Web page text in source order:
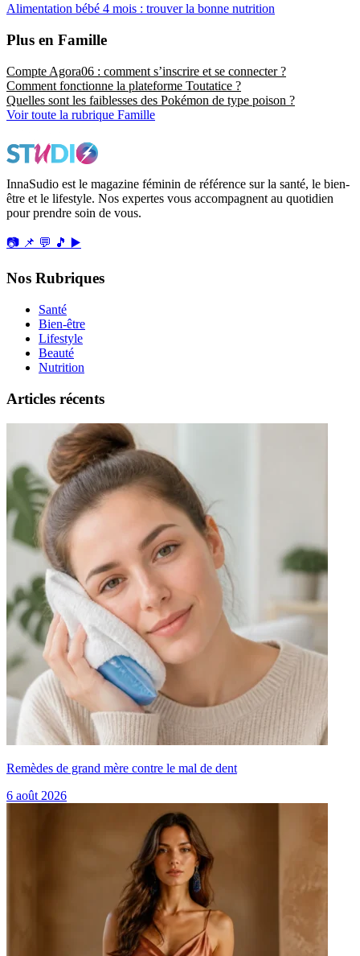
Alimentation bébé 4 mois : trouver la bonne nutrition
Plus en Famille
Compte Agora06 : comment s’inscrire et se connecter ?
Comment fonctionne la plateforme Toutatice ?
Quelles sont les faiblesses des Pokémon de type poison ?
Voir toute la rubrique Famille
InnaSudio est le magazine féminin de référence sur la santé, le bien-
être et le lifestyle. Nos expertes vous accompagnent au quotidien
pour prendre soin de vous.
📷 📌 💬 🎵 ▶️
Nos Rubriques
Santé
Bien-être
Lifestyle
Beauté
Nutrition
Articles récents
Remèdes de grand mère contre le mal de dent
6 août 2026